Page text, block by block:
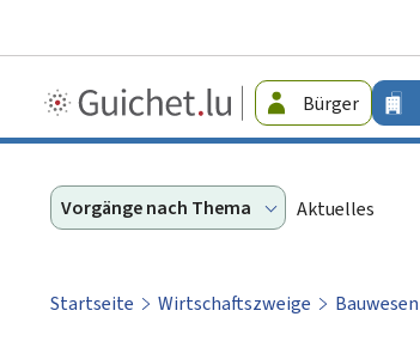
Guichet.lu
-
Bürger
Vorgänge nach Thema Aktuelles
Startseite Wirtschaftszweige Bauwesen